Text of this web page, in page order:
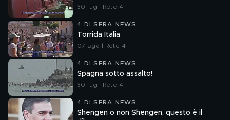
30 lug | Rete 4
4 DI SERA NEWS
Torrida Italia
07 ago | Rete 4
4 DI SERA NEWS
Spagna sotto assalto!
30 lug | Rete 4
4 DI SERA NEWS
Shengen o non Shengen, questo è il